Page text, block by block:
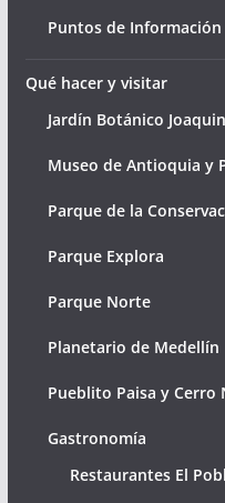
Puntos de
Qué hacer y visitar
Jardín Botánico
Museo de Antioquia y
Parque de la
Parque Explora
Parque Norte
Planetario de Medellín
Pueblito Paisa y Cerro
Gastronomía
Restaurantes El